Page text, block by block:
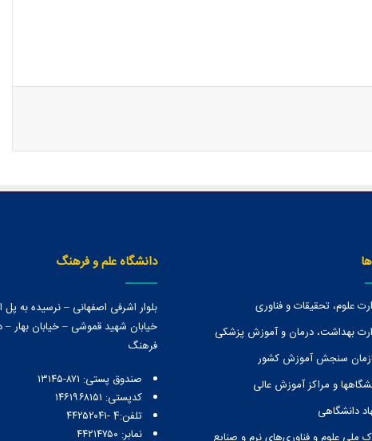
علوم، تحقیقات و فناوری
بهداشت، درمان و آموزش پزشکی
سنجش آموزش کشور
و مراكز آموزش عالی
دانشگاهی
دانشگاه علم و فرهنگ
بلوار اشرفی اصفهانی – نرسیده به
خیابان شهید قموشی – خیابان بهار –
فرهنگ
صندوق پستی:‌ ۸۷۱-۱۳۱۴۵
کدپستی: ۱۴۶۱۹۶۸۱۵۱
تلفن:4 -۴۴۲۵۲۰۴۱
نمابر: ۴۴۲۱۴۷۵۰